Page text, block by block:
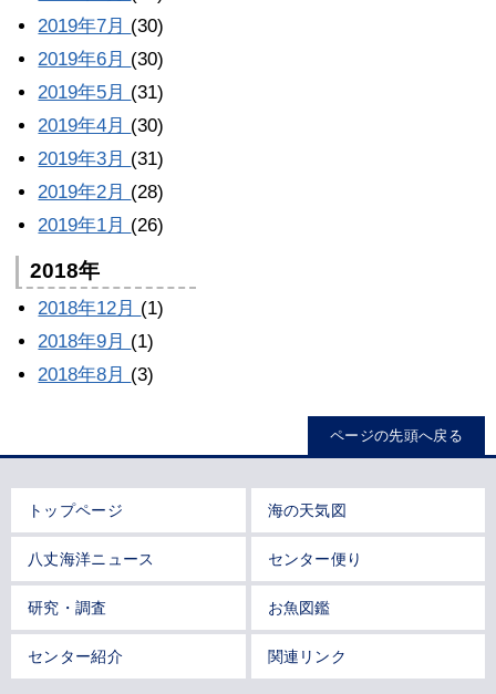
2019年7月 (30)
2019年6月 (30)
2019年5月 (31)
2019年4月 (30)
2019年3月 (31)
2019年2月 (28)
2019年1月 (26)
2018年
2018年12月 (1)
2018年9月 (1)
2018年8月 (3)
ページの先頭へ戻る
トップページ 海の天気図
八丈海洋ニュース センター便り
研究・調査 お魚図鑑
センター紹介 関連リンク